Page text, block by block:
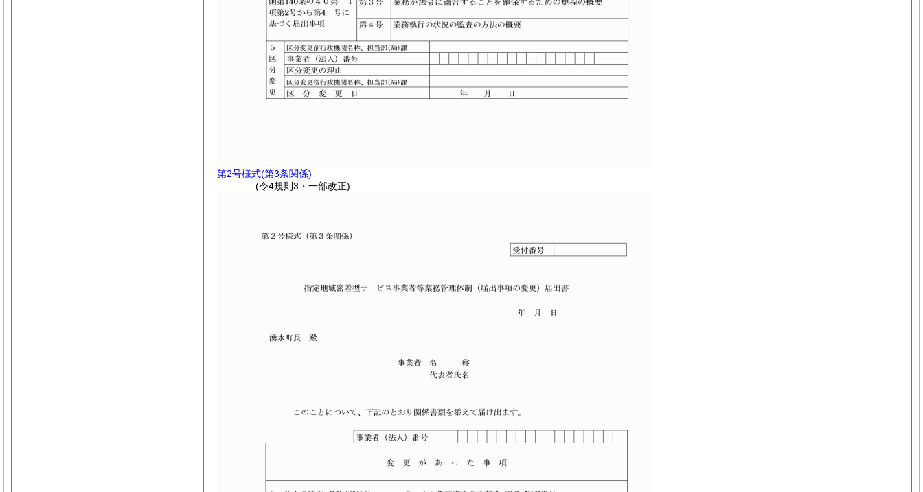
第2号様式(第3条関係)
(令4規則3・一部改正)